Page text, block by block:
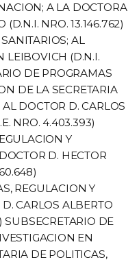
A LA DOCTORA
(D.N.I. NRO. 13.146.762)
AL
LEIBOVICH (D.N.I.
DE PROGRAMAS
DE LA SECRETARIA
DOCTOR D. CARLOS
NRO. 4.403.393)
Y
D. HECTOR
REGULACION Y
CARLOS ALBERTO
SUBSECRETARIO DE
EN
DE POLITICAS,